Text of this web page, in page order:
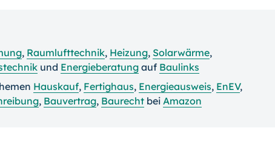
, Raumlufttechnik, Heizung, Solarwärme,
und Energieberatung auf Baulinks
Hauskauf, Fertighaus, Energieausweis, EnEV,
, Bauvertrag, Baurecht bei Amazon